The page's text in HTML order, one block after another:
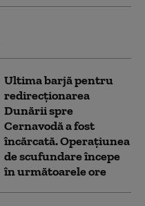
Ultima barjă pentru
redirecționarea
Dunării spre
Cernavodă a fost
încărcată. Operațiunea
de scufundare începe
în următoarele ore